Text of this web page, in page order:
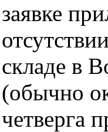
заявке
складе в
(обычно
четверга